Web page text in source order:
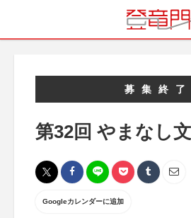
募集終了
第32回 やまなし
Googleカレンダーに追加